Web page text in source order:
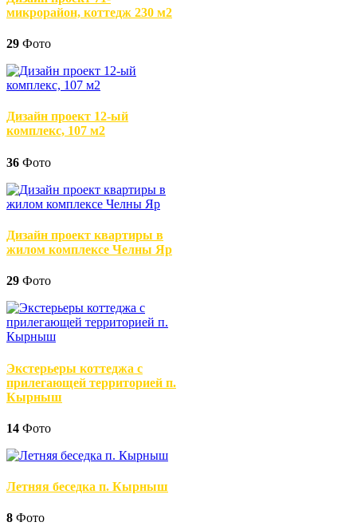
микрорайон, коттедж 230 м2
29 Фото
Дизайн проект 12-ый
комплекс, 107 м2
36 Фото
Дизайн проект квартиры в
жилом комплексе Челны Яр
29 Фото
Экстерьеры коттеджа с
прилегающей территорией п.
Кырныш
14 Фото
Летняя беседка п. Кырныш
8 Фото